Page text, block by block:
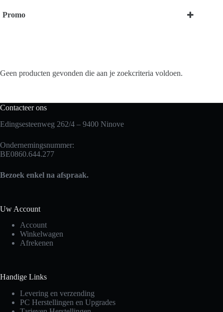
Geen producten gevonden die aan je zoekcriteria voldoen.
Promo
Contacteer ons
Edingsesteenweg 262/4 – 9400 Ninove
Ondernemingsnummer:
BE0860.644.277
Bezoek enkel na afspraak.
Uw Account
Account
Winkelwagen
Afrekenen
Handige Links
Levering en verzending
PC Herstellingen en Upgrades